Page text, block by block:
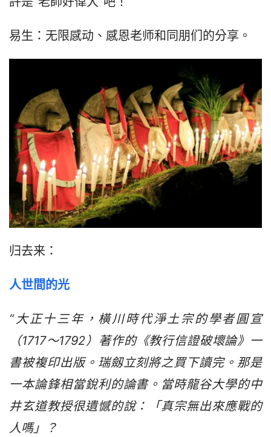
易生：无限感动、感恩老师和同朋们的分享。
归去来：
人世間的光
“大正十三年，橫川時代淨土宗的學者圓宣
（1717～1792）著作的《教行信證破壞論》一
書被複印出版。瑞劔立刻將之買下讀完。那是
一本論鋒相當銳利的論書。當時龍谷大學的中
井玄道教授很遺憾的說：「真宗無出來應戰的
人嗎」？